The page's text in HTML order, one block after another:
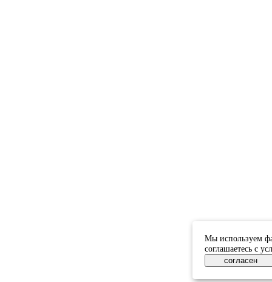
Мы используем
соглашаетесь с
согласен